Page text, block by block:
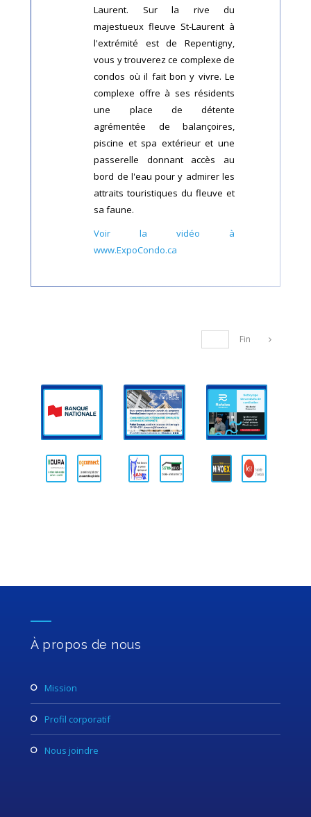
Laurent. Sur la rive du
majestueux fleuve St-Laurent à
l'extrémité est de Repentigny,
vous y trouverez ce complexe de
condos où il fait bon y vivre. Le
complexe offre à ses résidents
une place de détente
agrémentée de balançoires,
piscine et spa extérieur et une
passerelle donnant accès au
bord de l'eau pour y admirer les
attraits touristiques du fleuve et
sa faune.
Voir la vidéo à
www.ExpoCondo.ca
Fin
À propos de nous
mission
profil corporatif
nous joindre